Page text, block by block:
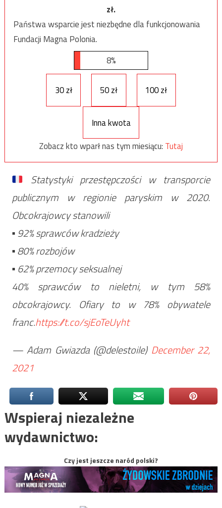
zł.
Państwa wsparcie jest niezbędne dla funkcjonowania
Fundacji Magna Polonia.
8%
30 zł 50 zł 100 zł
Inna kwota
Zobacz kto wparł nas tym miesiącu: Tutaj
Statystyki przestępczości w transporcie
publicznym w regionie paryskim w 2020.
Obcokrajowcy stanowili
▪️ 92% sprawców kradzieży
▪️ 80% rozbojów
▪️ 62% przemocy seksualnej
40% sprawców to nieletni, w tym 58%
obcokrajowcy. Ofiary to w 78% obywatele
franc.https://t.co/sjEoTeUyht
— Adam Gwiazda (@delestoile) December 22,
2021
Wspieraj niezależne
wydawnictwo:
Czy jest jeszcze naród polski?